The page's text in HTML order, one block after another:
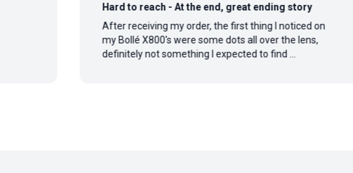
Hard to reach - At the end, great ending story
After receiving my order, the first thing I noticed on
my Bollé X800's were some dots all over the lens,
definitely not something I expected to find ...